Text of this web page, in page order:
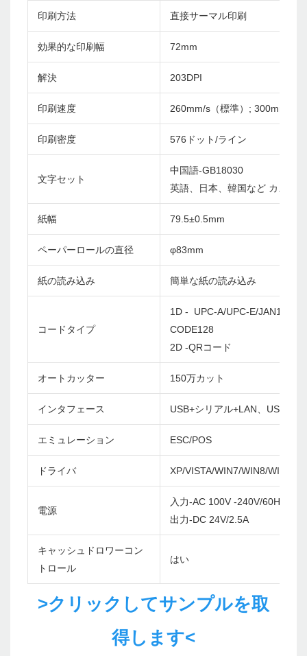
印刷方法 直接サーマル印刷
効果的な印刷幅 72mm
解決 203DPI
印刷速度 260mm/s（標準）; 300mm/s
印刷密度 576ドット/ライン
文字セット
中国語-GB18030
英語、日本、韓国など カスタ
紙幅 79.5±0.5mm
ペーパーロールの直径 φ83mm
紙の読み込み 簡単な紙の読み込み
コードタイプ
1D - UPC-A/UPC-E/
CODE128
2D -QRコード
オートカッター 150万カット
インタフェース USB+シリアル+LAN、USB+シ
エミュレーション ESC/POS
ドライバ XP/VISTA/WIN7/WIN8/WIN10/
電源
入力-AC 100V -240V/60Hz
出力-DC 24V/2.5A
キャッシュドロワーコン
トロール
はい
>クリックしてサンプルを取
得します<